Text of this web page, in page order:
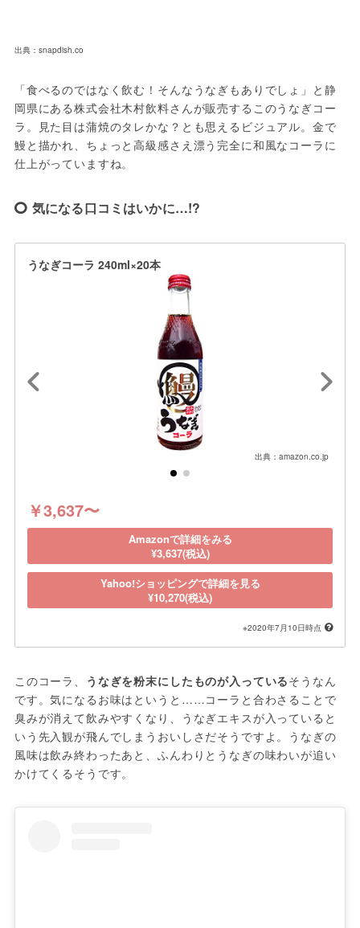
出典：snapdish.co
「食べるのではなく飲む！そんなうなぎもありでしょ」と静
岡県にある株式会社木村飲料さんが販売するこのうなぎコー
ラ。見た目は蒲焼のタレかな？とも思えるビジュアル。金で
鰻と描かれ、ちょっと高級感さえ漂う完全に和風なコーラに
仕上がっていますね。
気になる口コミはいかに…!?
うなぎコーラ 240ml×20本
出典：amazon.co.jp
￥3,637〜
Amazonで詳細をみる
¥3,637(税込)
Yahoo!ショッピングで詳細を見る
¥10,270(税込)
※2020年7月10日時点
このコーラ、 うなぎを粉末にしたものが入っているそうなん
です。気になるお味はというと……コーラと合わさることで
臭みが消えて飲みやすくなり、うなぎエキスが入っていると
いう先入観が飛んでしまうおいしさだそうですよ。うなぎの
風味は飲み終わったあと、ふんわりとうなぎの味わいが追い
かけてくるそうです。